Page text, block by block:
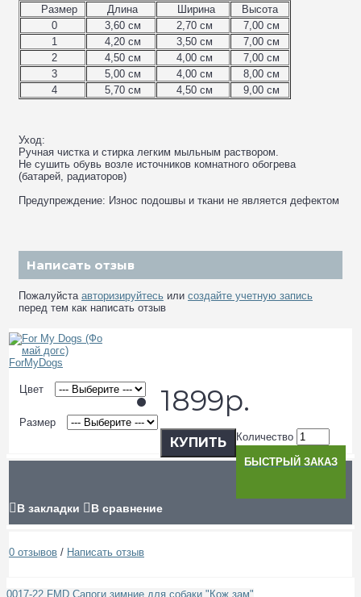
Размер Длина Ширина
Высота
0
3,60 см 2,70 см
7,00 см
1
4,20 см 3,50 см
7,00 см
2
4,50 см 4,00 см
7,00 см
3
5,00 см 4,00 см
8,00 см
4
5,70 см 4,50 см 9,00 см
Уход:
Ручная чистка и стирка легким мыльным раствором.
Не сушить обувь возле источников комнатного обогрева
(батарей, радиаторов)
Предупреждение: Износ подошвы и ткани не является дефектом
Написать отзыв
Пожалуйста авторизируйтесь или создайте учетную запись
перед тем как написать отзыв
Цвет
Размер
1899р.
Количество
КУПИТЬ
БЫСТРЫЙ ЗАКАЗ
В закладки В сравнение
0 отзывов / Написать отзыв
0017-22 FMD Сапоги зимние для собаки "Кож зам"